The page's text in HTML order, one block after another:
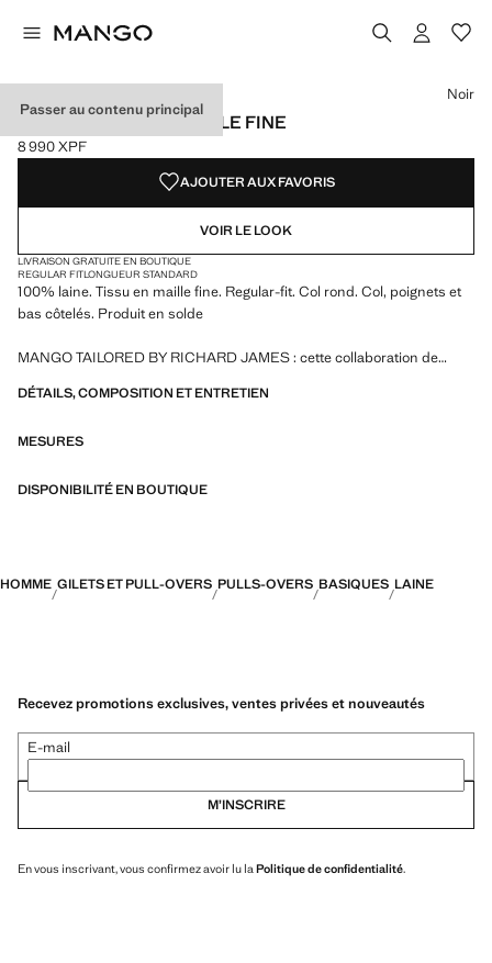
Passer au contenu principal
PULL 100 % LAINE MAILLE FINE
Prix actuel [8 990 XPF ]
8 990 XPF
Choisissez une couleur
Noir
AJOUTER AUX FAVORIS
VOIR LE LOOK
LIVRAISON GRATUITE EN BOUTIQUE
REGULAR FITLONGUEUR STANDARD
100% laine. Tissu en maille fine. Regular-fit. Col rond. Col, poignets et
bas côtelés. Produit en solde
MANGO TAILORED BY RICHARD JAMES : cette collaboration de
James avec l'essence contemporaine de Mango. Le résultat est une
la réinterprétation des imprimés et motifs de Richard James avec des
haute qualité.
DÉTAILS, COMPOSITION ET ENTRETIEN
MESURES
DISPONIBILITÉ EN BOUTIQUE
HOMME GILETS ET PULL-OVERS PULLS-OVERS BASIQUES LAINE
Recevez promotions exclusives, ventes privées et nouveautés
E-mail
M’INSCRIRE
En vous inscrivant, vous confirmez avoir lu la Politique de confidentialité.